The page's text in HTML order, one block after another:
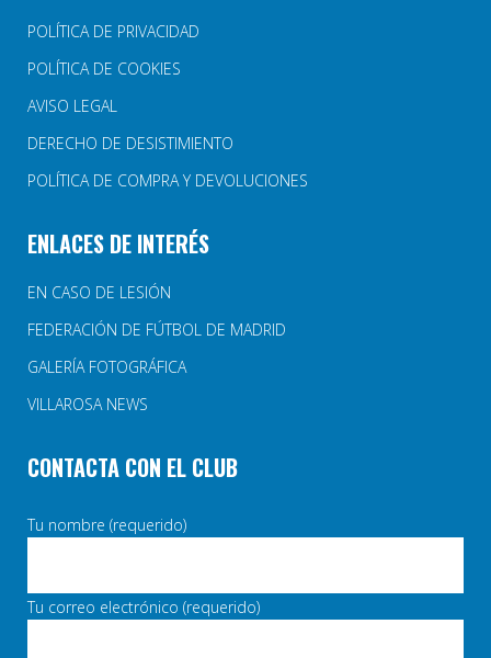
POLÍTICA DE PRIVACIDAD
POLÍTICA DE COOKIES
AVISO LEGAL
DERECHO DE DESISTIMIENTO
POLÍTICA DE COMPRA Y DEVOLUCIONES
ENLACES DE INTERÉS
EN CASO DE LESIÓN
FEDERACIÓN DE FÚTBOL DE MADRID
GALERÍA FOTOGRÁFICA
VILLAROSA NEWS
CONTACTA CON EL CLUB
Tu nombre (requerido)
Tu correo electrónico (requerido)